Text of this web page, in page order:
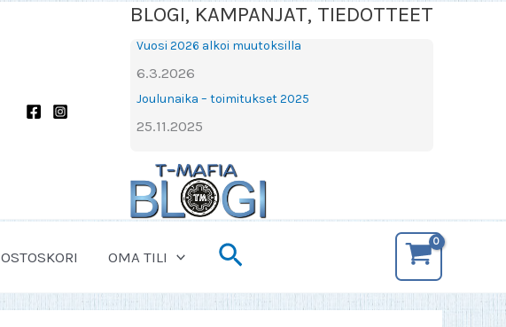
BLOGI, KAMPANJAT, TIEDOTTEET
Vuosi 2026 alkoi muutoksilla
6.3.2026
Joulunaika – toimitukset 2025
25.11.2025
OSTOSKORI OMA TILI Hae